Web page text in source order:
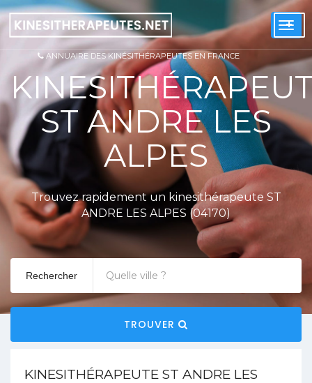
+
ANNUAIRE DES KINÉSITHÉRAPEUTES EN FRANCE
ST ANDRE LES
ALPES
Trouvez rapidement un kinesithérapeute ST
ANDRE LES ALPES (04170)
Rechercher
TROUVER
KINESITHÉRAPEUTE ST ANDRE LES